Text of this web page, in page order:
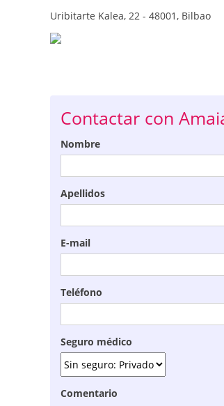
Uribitarte Kalea, 22 - 48001, Bilbao
Contactar con
Nombre
Apellidos
E-mail
Teléfono
Seguro médico
Comentario